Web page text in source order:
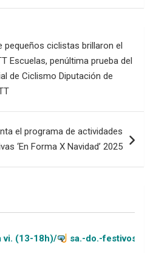
pequeños ciclistas brillaron el
Escuelas, penúltima prueba del
de Ciclismo Diputación de
el programa de actividades
‘En Forma X Navidad’ 2025
sa.-do.-festivos (11-20h)